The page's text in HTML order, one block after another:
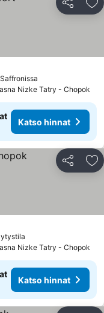
Jaa
Nizke Tatry - Chopok
Katso hinnat
Jaa
Nizke Tatry - Chopok
Katso hinnat